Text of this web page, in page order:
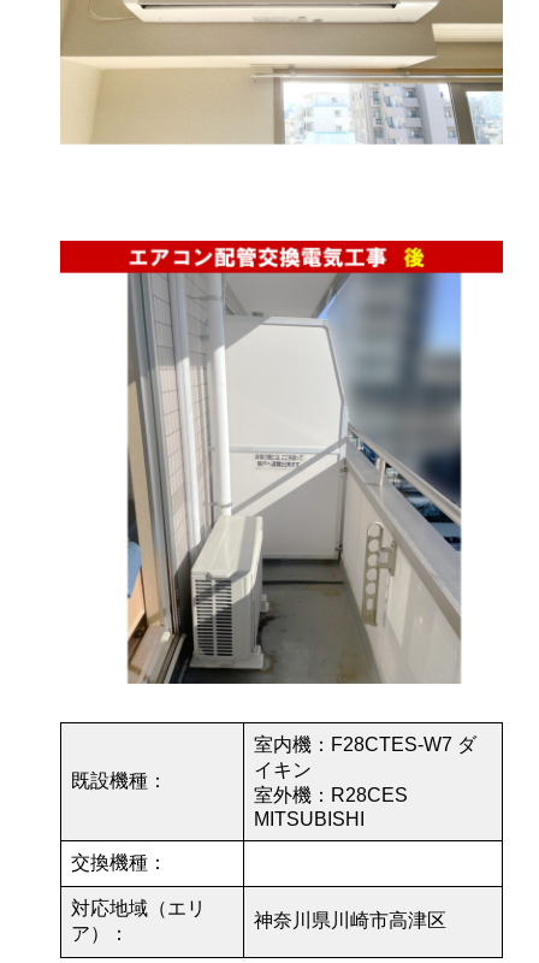
既設機種：
室内機：F28CTES-W7 ダ
イキン
室外機：R28CES
MITSUBISHI
交換機種：
対応地域（エリ
ア）：
神奈川県川崎市高津区